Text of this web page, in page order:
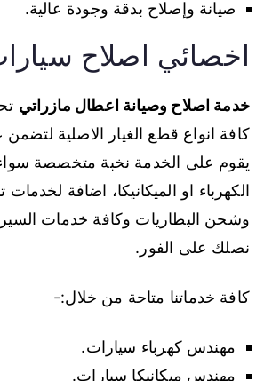
صيانة وإصلاح بدقة وجودة عالية.
اخصائي اصلاح
خدمة اصلاح وصيانة اعطال مازراتي
كافة انواع قطع الغيار الاصلية
يقوم على الخدمة نخبة متخصصة
الكهرباء او الميكانيكا، اضافة لخدمات
وشحن البطاريات وكافة خدمات
نصلك على الفور.
كافة خدماتنا متاحة من خلال:-
مهندس كهرباء سيارات.
مهندس ميكانيكا سيارات.